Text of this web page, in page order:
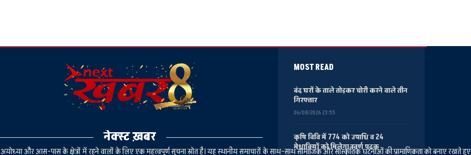
नेक्स्ट ख़बर
अयोध्या और आस-पास के क्षेत्रों में रहने वालों के लिए एक महत्वपूर्ण सूचना स्रोत है। यह स्थानीय समाचारों के साथ-साथ सामाजिक और सांस्कृतिक घटनाओं की प्रामाणिकता को बनाए रखते हुए
MOST READ
बंद घरों के ताले तोड़कर चोरी करने वाले तीन
गिरफ्तार
06/08/2026 23:55
कृषि विवि में 774 को उपाधि व 24
मेधावियों को मिलेगा स्वर्ण पदक